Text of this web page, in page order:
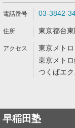
03-3842-
東京都台
東京メト
東京メト
つくばエ
早稲田塾